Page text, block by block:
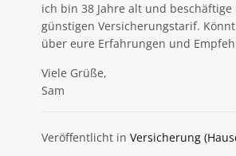
ich bin 38 Jahre alt und
günstigen Versicherungstarif.
über eure Erfahrungen und
Viele Grüße,
Sam
Veröffentlicht in Versicherung